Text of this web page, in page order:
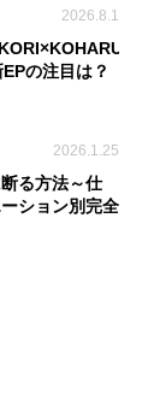
2026.8.1
の注目は？
2026.1.25
る方法～仕
ション別完全